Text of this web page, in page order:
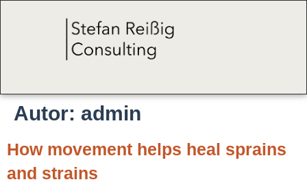
Autor: admin
How movement helps heal sprains
and strains